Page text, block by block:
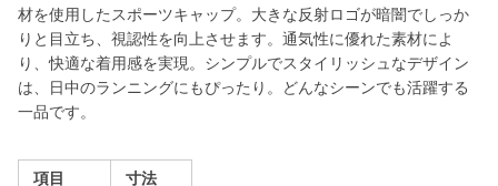
材を使用したスポーツキャップ。大きな反射ロゴが暗闇でしっか
りと目立ち、視認性を向上させます。通気性に優れた素材によ
り、快適な着用感を実現。シンプルでスタイリッシュなデザイン
は、日中のランニングにもぴったり。どんなシーンでも活躍する
一品です。
項目 寸法